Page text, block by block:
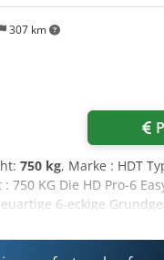
307 km
750 kg, Marke : HDT
750 KG Die HD Pro-6
6-eckige
sind nur die